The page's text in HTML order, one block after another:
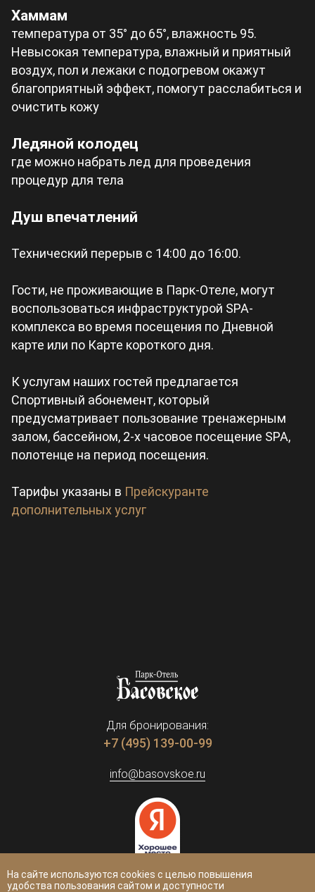
Хаммам
температура от 35° до 65°, влажность 95.
Невысокая температура, влажный и приятный
воздух, пол и лежаки с подогревом окажут
благоприятный эффект, помогут расслабиться и
очистить кожу
Ледяной колодец
где можно набрать лед для проведения
процедур для тела
Душ впечатлений
Технический перерыв с 14:00 до 16:00.
Гости, не проживающие в Парк-Отеле, могут
воспользоваться инфраструктурой SPA-
комплекса во время посещения по Дневной
карте или по Карте короткого дня.
К услугам наших гостей предлагается
Спортивный абонемент, который
предусматривает пользование тренажерным
залом, бассейном, 2-х часовое посещение SPA,
полотенце на период посещения.
Тарифы указаны в Прейскуранте
дополнительных услуг
Для бронирования:
+7 (495) 139-00-99
info@basovskoe.ru
На сайте используются cookies с целью повышения
удобства пользования сайтом и доступности